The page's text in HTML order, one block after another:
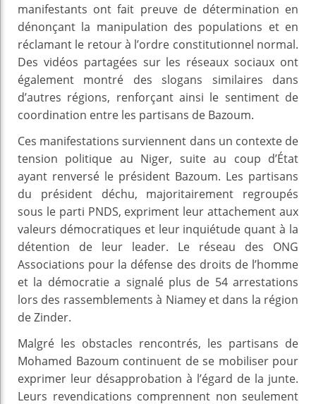
manifestants ont fait preuve de détermination en
dénonçant la manipulation des populations et en
réclamant le retour à l’ordre constitutionnel normal.
Des vidéos partagées sur les réseaux sociaux ont
également montré des slogans similaires dans
d’autres régions, renforçant ainsi le sentiment de
coordination entre les partisans de Bazoum.
Ces manifestations surviennent dans un contexte de
tension politique au Niger, suite au coup d’État
ayant renversé le président Bazoum. Les partisans
du président déchu, majoritairement regroupés
sous le parti PNDS, expriment leur attachement aux
valeurs démocratiques et leur inquiétude quant à la
détention de leur leader. Le réseau des ONG
Associations pour la défense des droits de l’homme
et la démocratie a signalé plus de 54 arrestations
lors des rassemblements à Niamey et dans la région
de Zinder.
Malgré les obstacles rencontrés, les partisans de
Mohamed Bazoum continuent de se mobiliser pour
exprimer leur désapprobation à l’égard de la junte.
Leurs revendications comprennent non seulement